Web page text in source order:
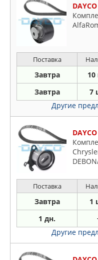
Поставка
Завтра
Завтра 7
Другие
(V2
2)/
Поставка
Завтра 1
1 дн.
Другие